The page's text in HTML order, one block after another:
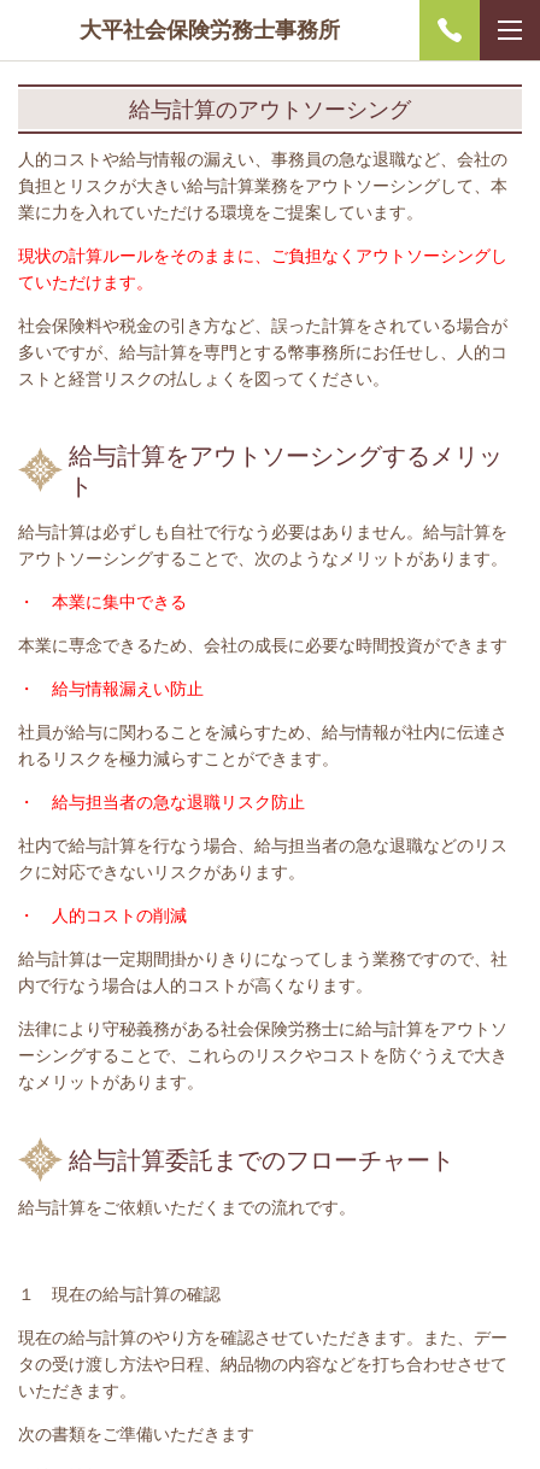
大平社会保険労務士事務所
給与計算のアウトソーシング
人的コストや給与情報の漏えい、事務員の急な退職など、会社の
負担とリスクが大きい給与計算業務をアウトソーシングして、本
業に力を入れていただける環境をご提案しています。
現状の計算ルールをそのままに、ご負担なくアウトソーシングし
ていただけます。
社会保険料や税金の引き方など、誤った計算をされている場合が
多いですが、給与計算を専門とする幣事務所にお任せし、人的コ
ストと経営リスクの払しょくを図ってください。
給与計算をアウトソーシングするメリッ
ト
給与計算は必ずしも自社で行なう必要はありません。給与計算を
アウトソーシングすることで、次のようなメリットがあります。
・ 本業に集中できる
本業に専念できるため、会社の成長に必要な時間投資ができます
・ 給与情報漏えい防止
社員が給与に関わることを減らすため、給与情報が社内に伝達さ
れるリスクを極力減らすことができます。
・ 給与担当者の急な退職リスク防止
社内で給与計算を行なう場合、給与担当者の急な退職などのリス
クに対応できないリスクがあります。
・ 人的コストの削減
給与計算は一定期間掛かりきりになってしまう業務ですので、社
内で行なう場合は人的コストが高くなります。
法律により守秘義務がある社会保険労務士に給与計算をアウトソ
ーシングすることで、これらのリスクやコストを防ぐうえで大き
なメリットがあります。
給与計算委託までのフローチャート
給与計算をご依頼いただくまでの流れです。
１ 現在の給与計算の確認
現在の給与計算のやり方を確認させていただきます。また、デー
タの受け渡し方法や日程、納品物の内容などを打ち合わせさせて
いただきます。
次の書類をご準備いただきます